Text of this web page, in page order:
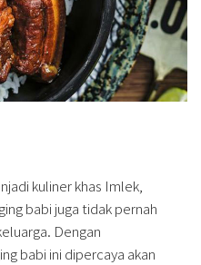
kuliner khas Imlek,
babi juga tidak pernah
Dengan
babi ini dipercaya akan